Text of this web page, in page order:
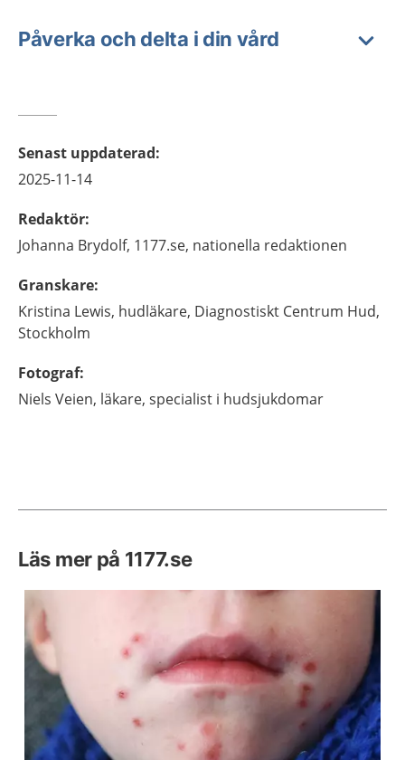
Påverka och delta i din vård
Senast uppdaterad:
2025-11-14
Redaktör:
Johanna Brydolf, 1177.se, nationella redaktionen
Granskare:
Kristina Lewis, hudläkare, Diagnostiskt Centrum Hud,
Stockholm
Fotograf:
Niels Veien, läkare, specialist i hudsjukdomar
Läs mer på 1177.se